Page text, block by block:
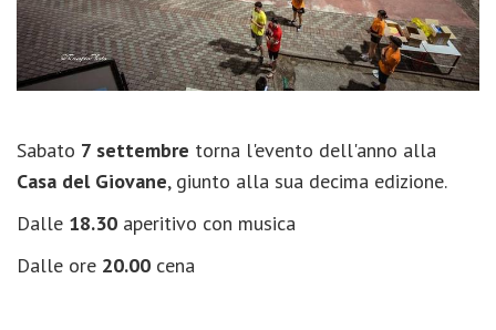
Sabato 7 settembre torna l'evento dell'anno alla
Casa del Giovane, giunto alla sua decima edizione.
Dalle 18.30 aperitivo con musica
Dalle ore 20.00 cena